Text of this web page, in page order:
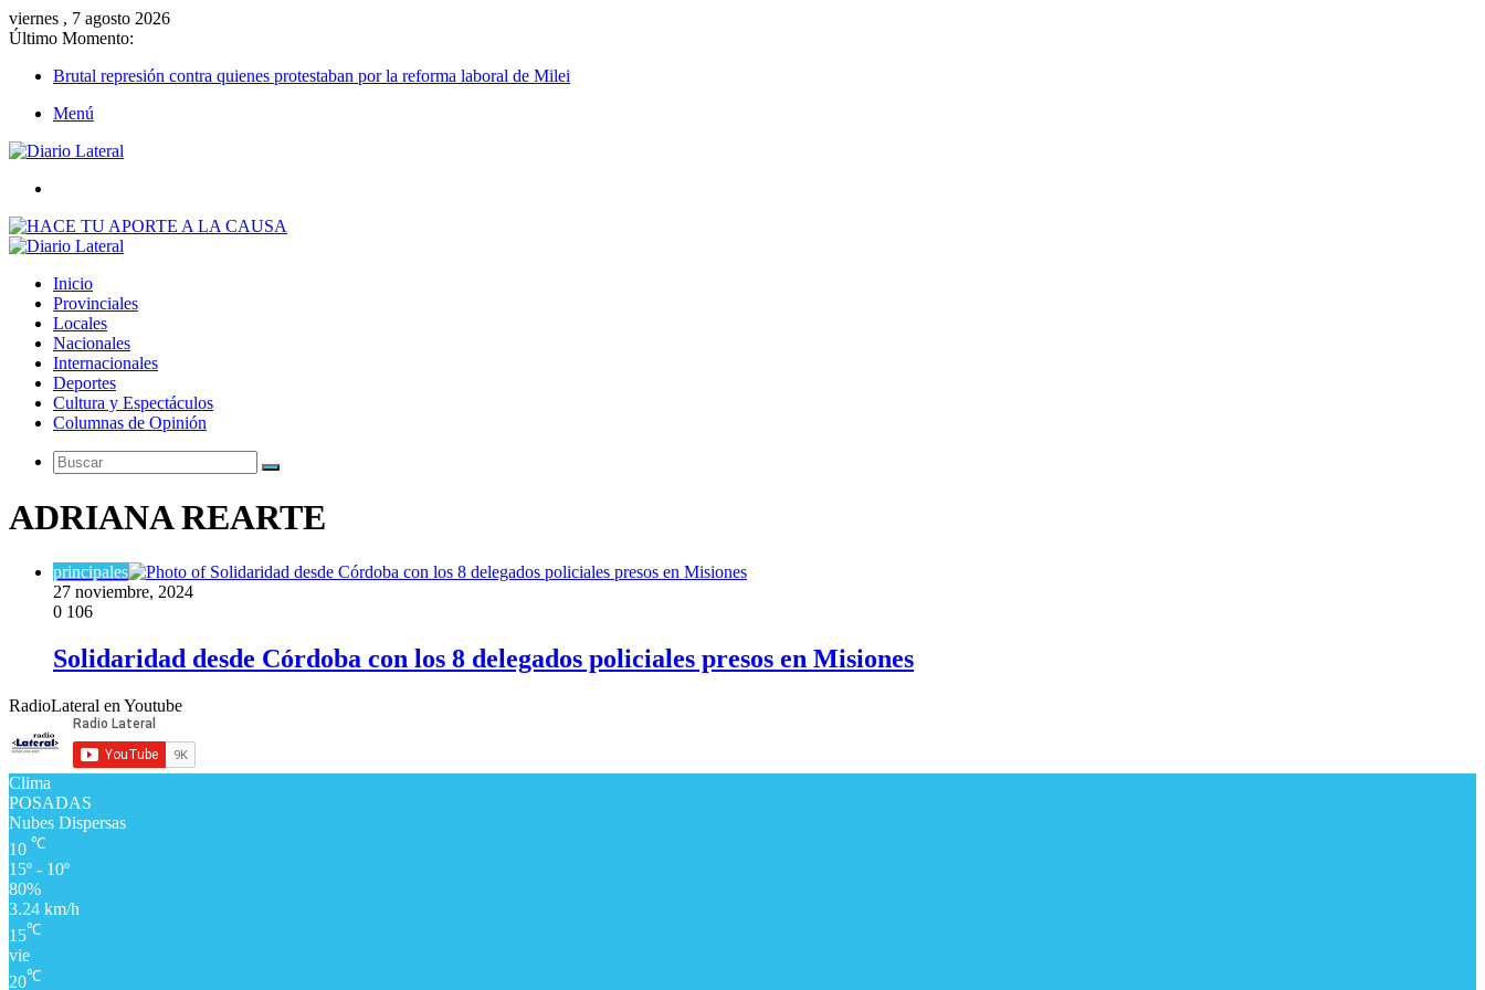
viernes , 7 agosto 2026
Último Momento:
Brutal represión contra quienes protestaban por la reforma laboral de Milei
Menú
Inicio
Provinciales
Locales
Nacionales
Internacionales
Deportes
Cultura y Espectáculos
Columnas de Opinión
Buscar
ADRIANA REARTE
principales
27 noviembre, 2024
0 106
Solidaridad desde Córdoba con los 8 delegados policiales presos en Misiones
RadioLateral en Youtube
Clima
POSADAS
Nubes Dispersas
10 ℃
15º - 10º
80%
3.24 km/h
15℃
vie
20℃